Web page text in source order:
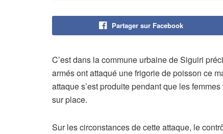
Partager sur Facebook
C’est dans la commune urbaine de Siguiri
armés ont attaqué une frigorie de poisson ce
attaque s’est produite pendant que les
sur place.
Sur les circonstances de cette attaque, le